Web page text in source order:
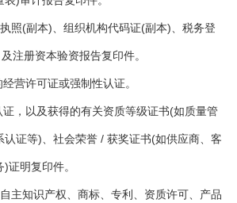
照(副本)、组织机构代码证(副本)、税务登
注册资本验资报告复印件。
营许可证或强制性认证。
，以及获得的有关资质等级证书(如质量管
认证等)、社会荣誉 / 获奖证书(如供应商、客
证明复印件。
主知识产权、商标、专利、资质许可、产品